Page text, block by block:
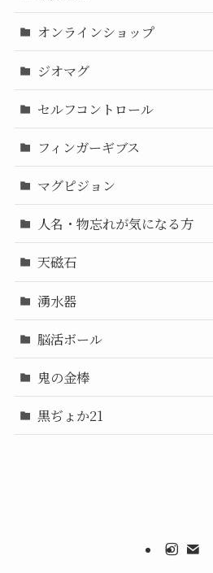
オンラインショップ
ジオマグ
セルフコントロール
フィンガーギブス
マグピジョン
人名・物忘れが気になる方
天磁石
湧水器
脳活ボール
鬼の金棒
黒ぢょか21